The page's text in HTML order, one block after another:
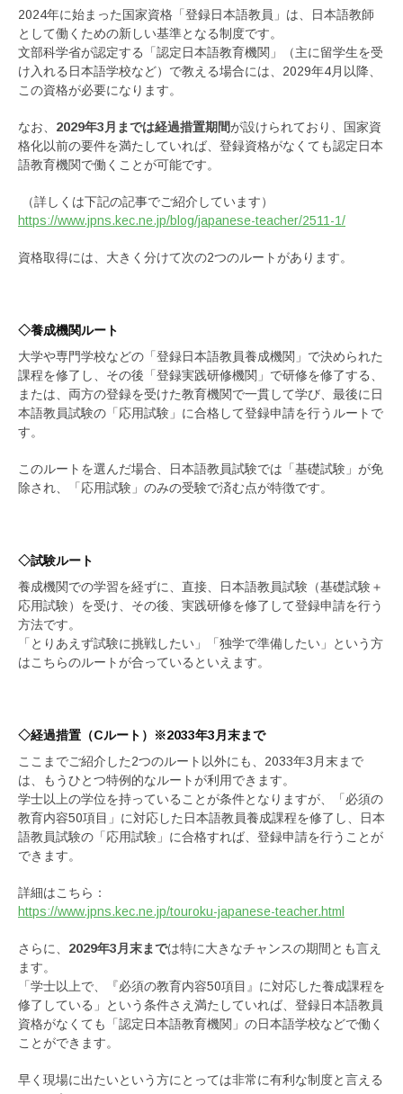
2024年に始まった国家資格「登録日本語教員」は、日本語教師
として働くための新しい基準となる制度です。
文部科学省が認定する「認定日本語教育機関」（主に留学生を受
け入れる日本語学校など）で教える場合には、2029年4月以降、
この資格が必要になります。
なお、 2029年3月までは経過措置期間が設けられており、国家資
格化以前の要件を満たしていれば、登録資格がなくても認定日本
語教育機関で働くことが可能です。
（詳しくは下記の記事でご紹介しています）
https://www.jpns.kec.ne.jp/blog/japanese-teacher/2511-1/
資格取得には、大きく分けて次の2つのルートがあります。
◇養成機関ルート
大学や専門学校などの「登録日本語教員養成機関」で決められた
課程を修了し、その後「登録実践研修機関」で研修を修了する、
または、両方の登録を受けた教育機関で一貫して学び、最後に日
本語教員試験の「応用試験」に合格して登録申請を行うルートで
す。
このルートを選んだ場合、日本語教員試験では「基礎試験」が免
除され、「応用試験」のみの受験で済む点が特徴です。
◇試験ルート
養成機関での学習を経ずに、直接、日本語教員試験（基礎試験＋
応用試験）を受け、その後、実践研修を修了して登録申請を行う
方法です。
「とりあえず試験に挑戦したい」「独学で準備したい」という方
はこちらのルートが合っているといえます。
◇経過措置（Cルート）※2033年3月末まで
ここまでご紹介した2つのルート以外にも、2033年3月末まで
は、もうひとつ特例的なルートが利用できます。
学士以上の学位を持っていることが条件となりますが、「必須の
教育内容50項目」に対応した日本語教員養成課程を修了し、日本
語教員試験の「応用試験」に合格すれば、登録申請を行うことが
できます。
詳細はこちら：
https://www.jpns.kec.ne.jp/touroku-japanese-teacher.html
さらに、 2029年3月末までは特に大きなチャンスの期間とも言え
ます。
「学士以上で、『必須の教育内容50項目』に対応した養成課程を
修了している」という条件さえ満たしていれば、登録日本語教員
資格がなくても「認定日本語教育機関」の日本語学校などで働く
ことができます。
早く現場に出たいという方にとっては非常に有利な制度と言える